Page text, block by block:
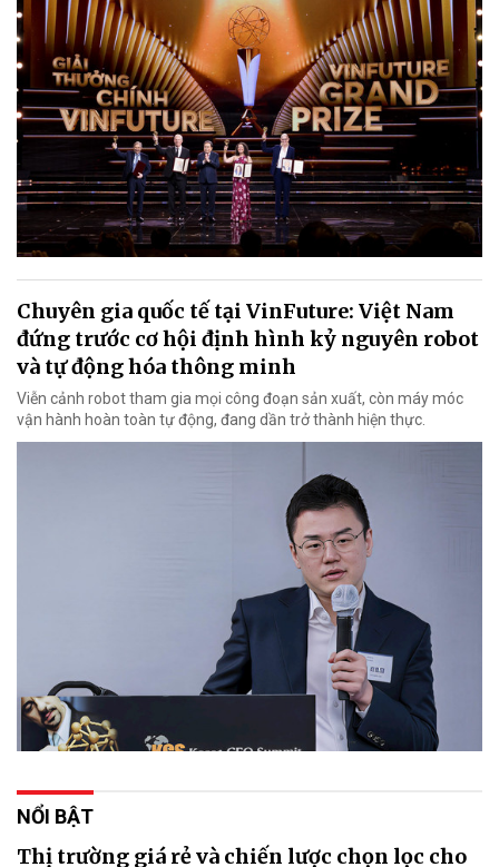
Chuyên gia quốc tế tại VinFuture: Việt Nam
đứng trước cơ hội định hình kỷ nguyên robot
và tự động hóa thông minh
Viễn cảnh robot tham gia mọi công đoạn sản xuất, còn máy móc
vận hành hoàn toàn tự động, đang dần trở thành hiện thực.
NỔI BẬT
Thị trường giá rẻ và chiến lược chọn lọc cho